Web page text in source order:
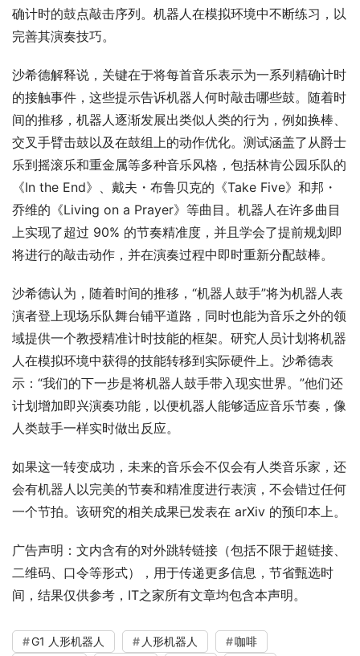
确计时的鼓点敲击序列。机器人在模拟环境中不断练习，以
完善其演奏技巧。
沙希德解释说，关键在于将每首音乐表示为一系列精确计时
的接触事件，这些提示告诉机器人何时敲击哪些鼓。随着时
间的推移，机器人逐渐发展出类似人类的行为，例如换棒、
交叉手臂击鼓以及在鼓组上的动作优化。测试涵盖了从爵士
乐到摇滚乐和重金属等多种音乐风格，包括林肯公园乐队的
《In the End》、戴夫・布鲁贝克的《Take Five》和邦・
乔维的《Living on a Prayer》等曲目。机器人在许多曲目
上实现了超过 90% 的节奏精准度，并且学会了提前规划即
将进行的敲击动作，并在演奏过程中即时重新分配鼓棒。
沙希德认为，随着时间的推移，“机器人鼓手”将为机器人表
演者登上现场乐队舞台铺平道路，同时也能为音乐之外的领
域提供一个教授精准计时技能的框架。研究人员计划将机器
人在模拟环境中获得的技能转移到实际硬件上。沙希德表
示：“我们的下一步是将机器人鼓手带入现实世界。”他们还
计划增加即兴演奏功能，以便机器人能够适应音乐节奏，像
人类鼓手一样实时做出反应。
如果这一转变成功，未来的音乐会不仅会有人类音乐家，还
会有机器人以完美的节奏和精准度进行表演，不会错过任何
一个节拍。该研究的相关成果已发表在 arXiv 的预印本上。
广告声明：文内含有的对外跳转链接（包括不限于超链接、
二维码、口令等形式），用于传递更多信息，节省甄选时
间，结果仅供参考，IT之家所有文章均包含本声明。
G1 人形机器人 人形机器人 咖啡